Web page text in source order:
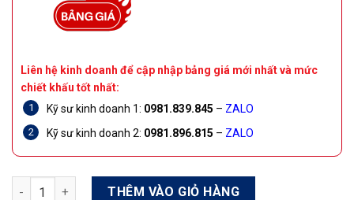
Liên hệ kinh doanh để cập nhập bảng giá mới nhất và mức
chiết khấu tốt nhất:
Kỹ sư kinh doanh 1: 0981.839.845 – ZALO
Kỹ sư kinh doanh 2: 0981.896.815 – ZALO
Biến tần Delta VFD-MS300 VFD13AMS43ANSAA 5.5KW 7.5HP 3
THÊM VÀO GIỎ HÀNG